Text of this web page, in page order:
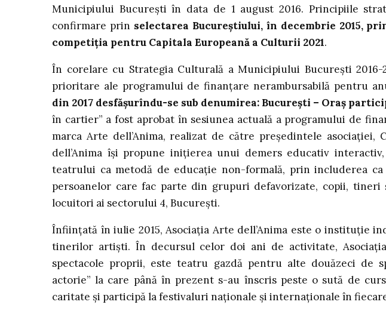
Municipiului București în data de 1 august 2016. Principiile
confirmare prin selectarea Bucureștiului, în decembrie 2015,
competiția pentru Capitala Europeană a Culturii 2021.
În corelare cu Strategia Culturală a Municipiului București
prioritare ale programului de finanțare nerambursabilă pentru
din 2017 desfășurîndu-se sub denumirea: București – Oraș
în cartier” a fost aprobat în sesiunea actuală a programului de
marca Arte dell’Anima, realizat de către președintele asociației,
dell’Anima își propune inițierea unui demers educativ
teatrului ca metodă de educație non-formală, prin includerea
persoanelor care fac parte din grupuri defavorizate, copii, tineri
locuitori ai sectorului 4, București.
Înființată în iulie 2015, Asociația Arte dell’Anima este o instituție
tinerilor artiști. În decursul celor doi ani de activitate,
spectacole proprii, este teatru gazdă pentru alte douăzeci de
actorie” la care până în prezent s-au înscris peste o sută de
caritate și participă la festivaluri naționale și internaționale în